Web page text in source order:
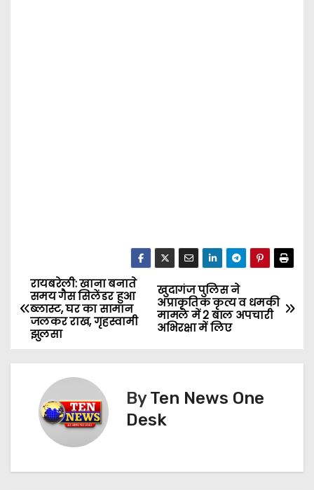
P
o
v
खुदागंज पुलिस ने
अप्राकृतिक कृत्य व धमकी
मामले में 2 बाल अपचारी
अभिरक्षा में लिए
रायबरेली: खाना बनाते
समय गैस सिलेंडर हुआ
ब्लास्ट, घर का सामान
जलकर राख, गृहस्वामी
झुलसा
ByTen News One
Desk